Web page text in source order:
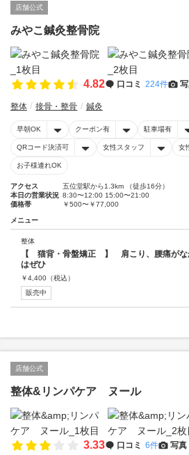
店舗公式
みやこ鍼灸整骨院
4.82 口コミ 224件
整体 接骨・整骨 鍼灸
早朝OK クーポン有 駐車場有
QRコード決済可 女性スタッフ 女
お子様連れOK
アクセス
五位堂駅から1.3km （徒歩16分）
本日の営業状況 8:30〜12:00 15:00〜21:00
価格帯
￥500〜￥77,000
メニュー
整体
【 猫背・骨盤矯正 】 肩こり、腰痛がな
はぜひ
￥4,400 （税込）
販売中
店舗公式
整体&リンパケア ヌール
3.33 口コミ 6件 写真